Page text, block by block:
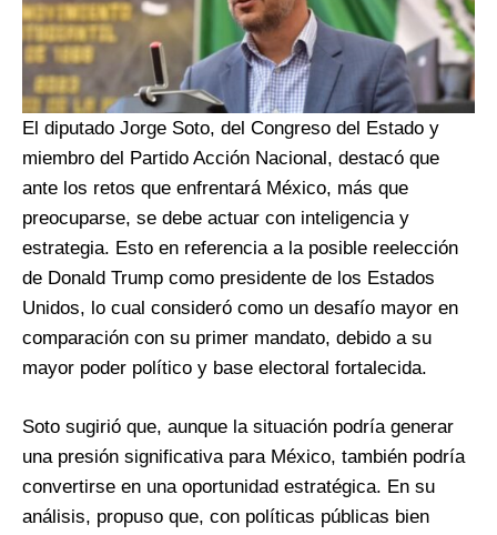
El diputado Jorge Soto, del Congreso del Estado y
miembro del Partido Acción Nacional, destacó que
ante los retos que enfrentará México, más que
preocuparse, se debe actuar con inteligencia y
estrategia. Esto en referencia a la posible reelección
de Donald Trump como presidente de los Estados
Unidos, lo cual consideró como un desafío mayor en
comparación con su primer mandato, debido a su
mayor poder político y base electoral fortalecida.
Soto sugirió que, aunque la situación podría generar
una presión significativa para México, también podría
convertirse en una oportunidad estratégica. En su
análisis, propuso que, con políticas públicas bien